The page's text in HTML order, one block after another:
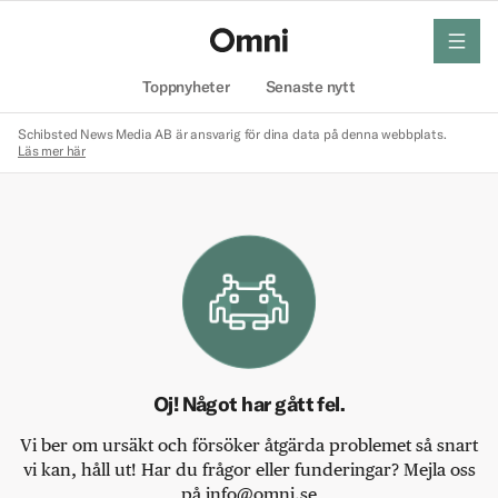
Toppnyheter Senaste nytt
meny
Schibsted News Media AB är ansvarig för dina data på denna webbplats.
Läs mer här
Oj! Något har gått fel.
Vi ber om ursäkt och försöker åtgärda problemet så snart
vi kan, håll ut! Har du frågor eller funderingar? Mejla oss